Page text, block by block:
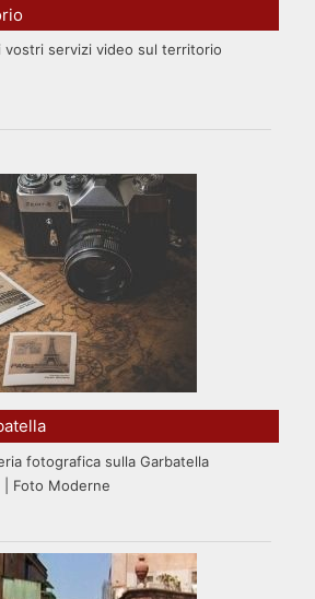
vostri servizi video sul territorio
fotografica sulla Garbatella
Foto Moderne